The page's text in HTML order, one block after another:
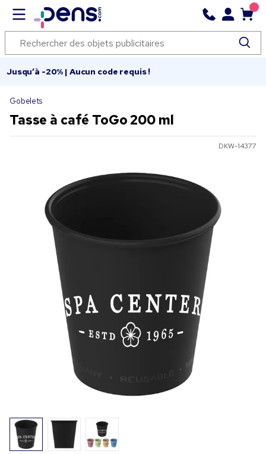
Jusqu’à -20% | Aucun code requis !
Gobelets
Tasse à café ToGo 200 ml
DKW-14377